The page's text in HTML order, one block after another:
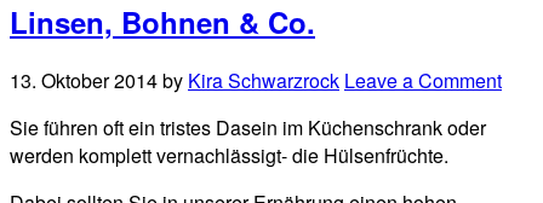
Linsen, Bohnen & Co.
13. Oktober 2014by Kira Schwarzrock Leave a Comment
Sie führen oft ein tristes Dasein im Küchenschrank oder
werden komplett vernachlässigt- die Hülsenfrüchte.